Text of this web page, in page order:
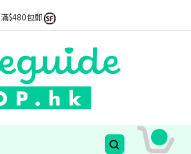
滿$480包郵